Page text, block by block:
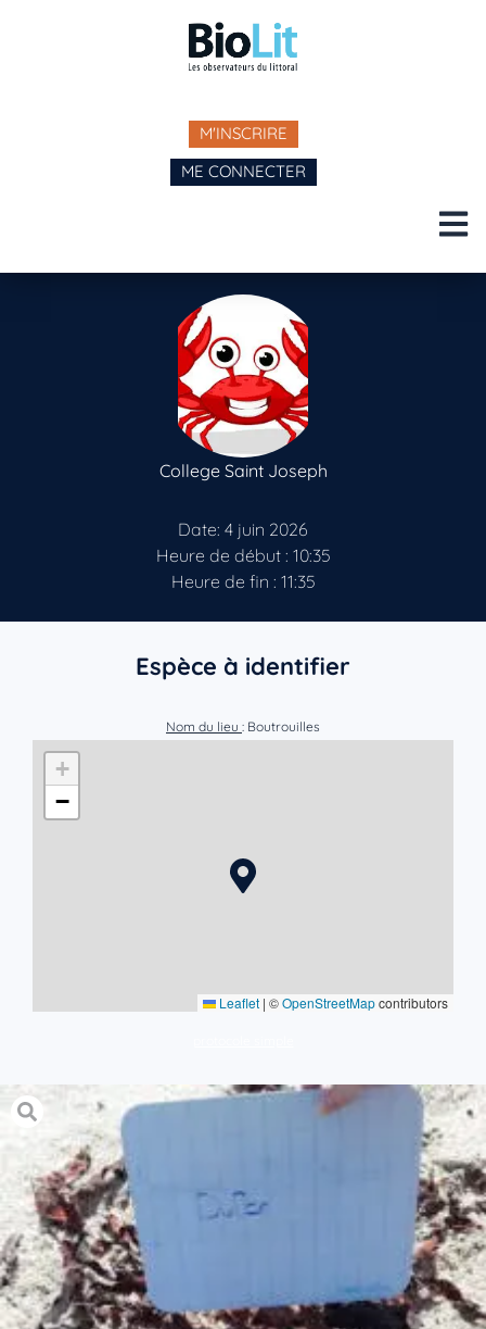
M'INSCRIRE
ME CONNECTER
College Saint Joseph
Date: 4 juin 2026
Heure de début : 10:35
Heure de fin : 11:35
Espèce à identifier
Nom du lieu : Boutrouilles
+
−
Leaflet | ©OpenStreetMapcontributors